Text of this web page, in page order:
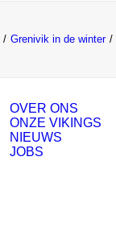
OVER ONS
ONZE VIKINGS
NIEUWS
JOBS
Grenivik in de winter